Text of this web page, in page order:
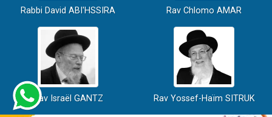
Rabbi David ABI'HSSIRA Rav Chlomo AMAR
Rav Israël GANTZ Rav Yossef-Haïm SITRUK